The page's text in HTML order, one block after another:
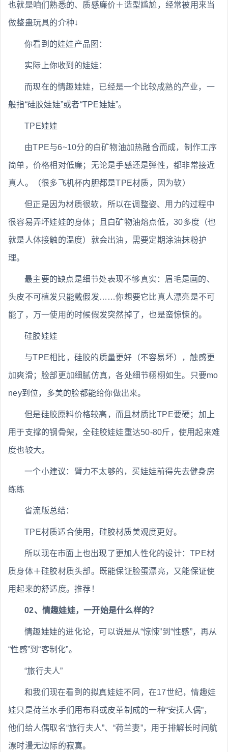
也就是咱们熟悉的、质感廉价＋造型尴尬，经常被用来当
做整蛊玩具的介种↓
你看到的娃娃产品图：
实际上你收到的娃娃：
而现在的情趣娃娃，已经是一个比较成熟的产业，一
般指“硅胶娃娃”或者“TPE娃娃”。
TPE娃娃
由TPE与6~10分的白矿物油加热融合而成，制作工序
简单，价格相对低廉；无论是手感还是弹性，都非常接近
真人。（很多飞机杯内胆都是TPE材质，因为软）
但正是因为材质很软，所以在调整姿、用力的过程中
很容易弄坏娃娃的身体；且白矿物油熔点低，30多度（也
就是人体接触的温度）就会出油，需要定期涂油抹粉护
理。
最主要的缺点是细节处表现不够真实：眉毛是画的、
头皮不可植发只能戴假发……你想要它比真人漂亮是不可
能了，万一使用的时候假发突然掉了，也是蛮惊悚的。
硅胶娃娃
与TPE相比，硅胶的质量更好（不容易坏），触感更
加爽滑；脸部更加细腻仿真，各处细节栩栩如生。只要mo
ney到位，多美的脸都能给你做出来。
但是硅胶原料价格较高，而且材质比TPE要硬；加上
用于支撑的钢骨架，全硅胶娃娃重达50-80斤，使用起来难
度也较大。
一个小建议：臂力不太够的，买娃娃前得先去健身房
练练
省流版总结：
TPE材质适合使用，硅胶材质美观度更好。
所以现在市面上也出现了更加人性化的设计：TPE材
质身体＋硅胶材质头部。既能保证脸蛋漂亮，又能保证使
用起来的舒适度。推荐！
02、情趣娃娃，一开始是什么样的？
情趣娃娃的进化论，可以说是从“惊悚”到“性感”，再从
“性感”到“客制化”。
“旅行夫人”
和我们现在看到的拟真娃娃不同，在17世纪，情趣娃
娃只是荷兰水手们用布料或皮革制成的一种“安抚人偶”，
他们给人偶取名“旅行夫人”、“荷兰妻”，用于排解长时间航
漂时漫无边际的寂寞。